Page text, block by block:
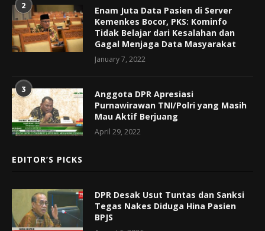
2
Enam Juta Data Pasien di Server
Kemenkes Bocor, PKS: Kominfo
Tidak Belajar dari Kesalahan dan
Gagal Menjaga Data Masyarakat
January 7, 2022
3
Anggota DPR Apresiasi
Purnawirawan TNI/Polri yang Masih
Mau Aktif Berjuang
April 29, 2022
EDITOR’S PICKS
DPR Desak Usut Tuntas dan Sanksi
Tegas Nakes Diduga Hina Pasien
BPJS